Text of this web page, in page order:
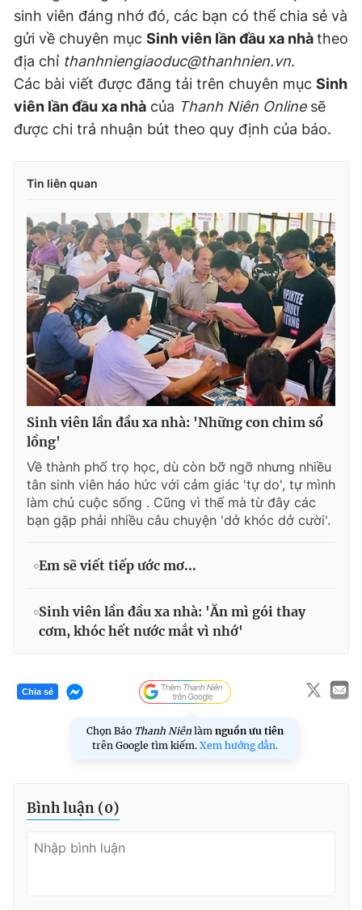
sinh viên đáng nhớ đó, các bạn có thể chia sẻ và
gửi về chuyên mục Sinh viên lần đầu xa nhàtheo
địa chỉ thanhniengiaoduc@thanhnien.vn.
Các bài viết được đăng tải trên chuyên mục Sinh
viên lần đầu xa nhà của Thanh Niên Onlinesẽ
được chi trả nhuận bút theo quy định của báo.
Tin liên quan
Sinh viên lần đầu xa nhà: 'Những con chim sổ
lồng'
Về thành phố trọ học, dù còn bỡ ngỡ nhưng nhiều
tân sinh viên háo hức với cảm giác 'tự do', tự mình
làm chủ cuộc sống . Cũng vì thế mà từ đây các
bạn gặp phải nhiều câu chuyện 'dở khóc dở cười'.
Em sẽ viết tiếp ước mơ...
Sinh viên lần đầu xa nhà: 'Ăn mì gói thay
cơm, khóc hết nước mắt vì nhớ'
Chia sẻ
Chọn Báo Thanh Niên làm nguồn ưu tiên
trên Google tìm kiếm. Xem hướng dẫn.
Bình luận (0)